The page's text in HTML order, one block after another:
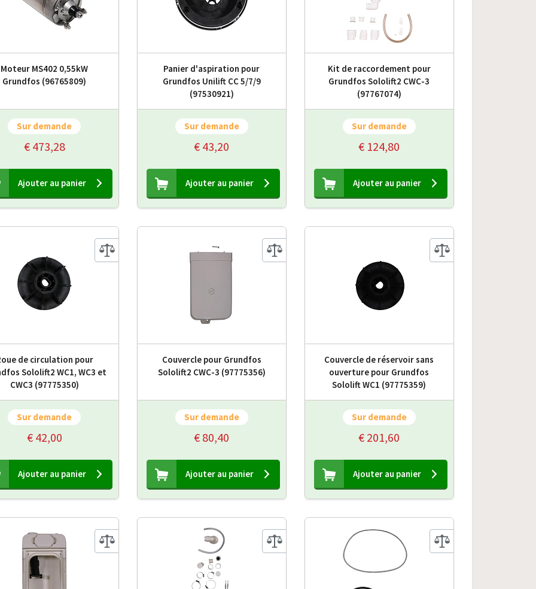
Moteur MS402 0,55kW
Grundfos (96765809)
Sur demande
€ 473,28
Ajouter au panier
Panier d'aspiration pour
Grundfos Unilift CC 5/7/9
(97530921)
Sur demande
€ 43,20
Ajouter au panier
Kit de raccordement pour
Grundfos Sololift2 CWC-3
(97767074)
Sur demande
€ 124,80
Ajouter au panier
de circulation pour
Sololift2 WC1, WC3 et
CWC3 (97775350)
Sur demande
€ 42,00
Ajouter au panier
Couvercle pour Grundfos
Sololift2 CWC-3 (97775356)
Sur demande
€ 80,40
Ajouter au panier
Couvercle de réservoir sans
ouverture pour Grundfos
Sololift WC1 (97775359)
Sur demande
€ 201,60
Ajouter au panier